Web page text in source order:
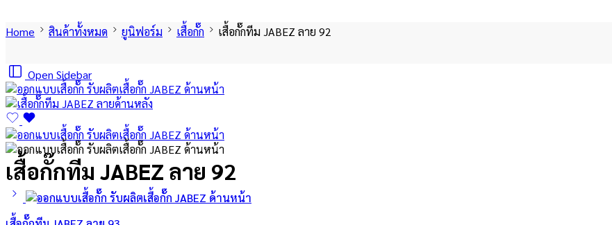
Home สินค้าทั้งหมด ยูนิฟอร์ม เสื้อกั๊ก เสื้อกั๊กทีม JABEZ ลาย 92
Open Sidebar
เสื้อกั๊กทีม JABEZ ลาย 92